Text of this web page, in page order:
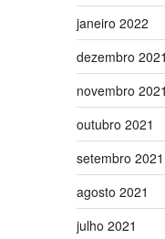
janeiro 2022
dezembro
novembro
outubro 2021
setembro 2021
agosto 2021
julho 2021